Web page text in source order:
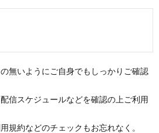
無いようにご自身でもしっかりご確認
信スケジュールなどを確認の上ご利用
規約などのチェックもお忘れなく。